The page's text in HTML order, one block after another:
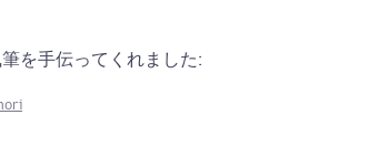
を手伝ってくれました: